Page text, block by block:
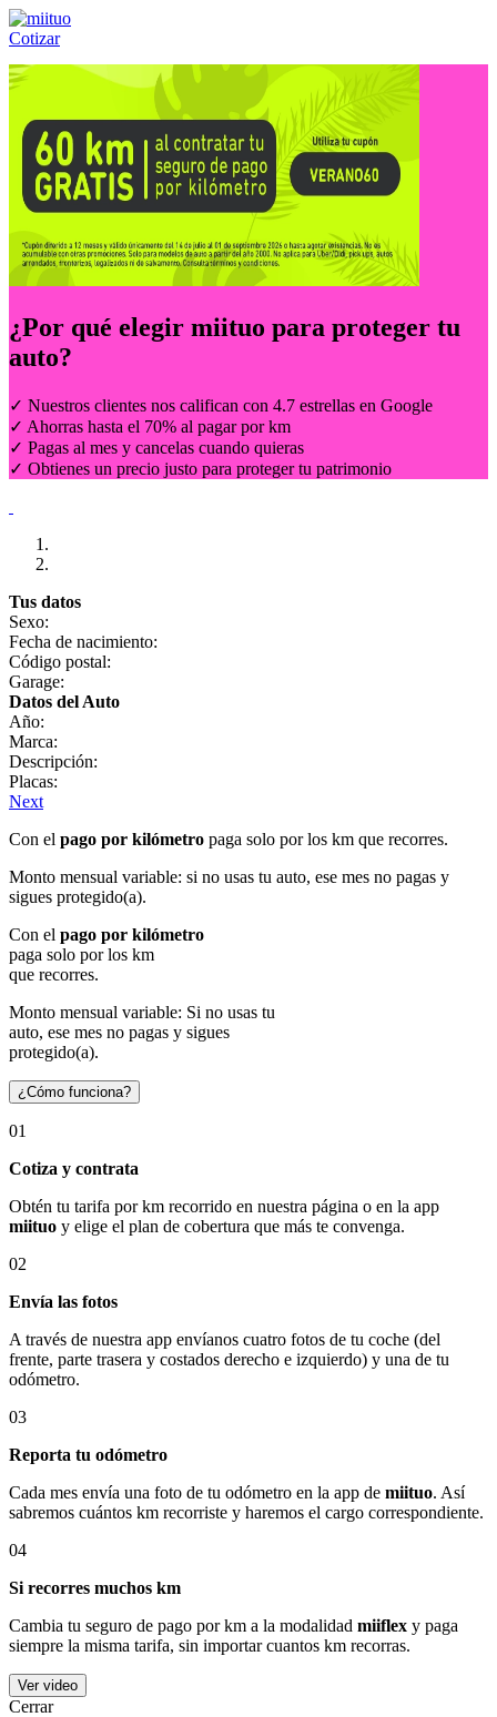
Cotizar
Llámanos al:(55) 84-21-05-00 ó
¿Por qué elegir miituo para proteger tu
auto?
✓ Nuestros clientes nos califican con 4.7 estrellas en Google
✓ Ahorras hasta el 70% al pagar por km
✓ Pagas al mes y cancelas cuando quieras
✓ Obtienes un precio justo para proteger tu patrimonio
Tus datos
Sexo:
Fecha de nacimiento:
Código postal:
Garage:
Datos del Auto
Año:
Marca:
Descripción:
Placas:
Next
Con el pago por kilómetro paga solo por los km que recorres.
Monto mensual variable: si no usas tu auto, ese mes no pagas y
sigues protegido(a).
Con el pago por kilómetro
paga solo por los km
que recorres.
Monto mensual variable: Si no usas tu
auto, ese mes no pagas y sigues
protegido(a).
¿Cómo funciona?
01
Cotiza y contrata
Obtén tu tarifa por km recorrido en nuestra página o en la app
miituo y elige el plan de cobertura que más te convenga.
02
Envía las fotos
A través de nuestra app envíanos cuatro fotos de tu coche (del
frente, parte trasera y costados derecho e izquierdo) y una de tu
odómetro.
03
Reporta tu odómetro
Cada mes envía una foto de tu odómetro en la app de miituo. Así
sabremos cuántos km recorriste y haremos el cargo correspondiente.
04
Si recorres muchos km
Cambia tu seguro de pago por km a la modalidad miiflex y paga
siempre la misma tarifa, sin importar cuantos km recorras.
Ver video
Cerrar